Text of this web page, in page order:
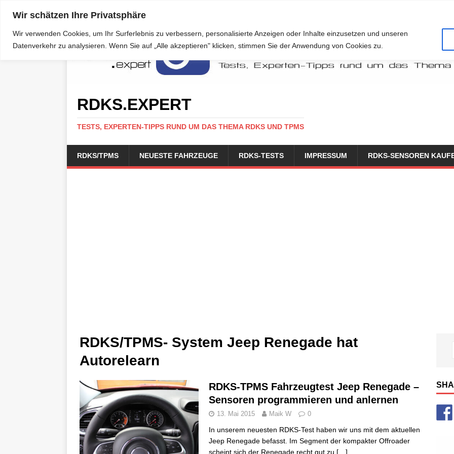
Wir schätzen Ihre Privatsphäre
Wir verwenden Cookies, um Ihr Surferlebnis zu verbessern, personalisierte Anzeigen oder Inhalte einzusetzen und unseren
Datenverkehr zu analysieren. Wenn Sie auf „Alle akzeptieren" klicken, stimmen Sie der Anwendung von Cookies zu.
RDKS.EXPERT
TESTS, EXPERTEN-TIPPS RUND UM DAS THEMA RDKS UND TPMS
RDKS/TPMS NEUESTE FAHRZEUGE RDKS-TESTS IMPRESSUM RDKS-SENSOREN
RDKS/TPMS- System Jeep Renegade hat
Autorelearn
RDKS-TPMS Fahrzeugtest Jeep Renegade –
Sensoren programmieren und anlernen
13. Mai 2015 Maik W 0
In unserem neuesten RDKS-Test haben wir uns mit dem aktuellen
Jeep Renegade befasst. Im Segment der kompakter Offroader
scheint sich der Renegade recht gut zu […]